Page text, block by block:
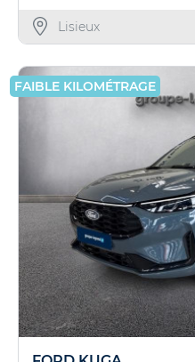
Lisieux
FAIBLE KILOMÉTRAGE